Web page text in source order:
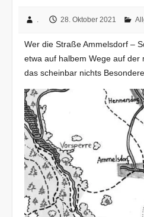
. 28. Oktober 2021
Wer die Straße Ammelsdorf –
etwa auf halbem Wege auf der
das scheinbar nichts